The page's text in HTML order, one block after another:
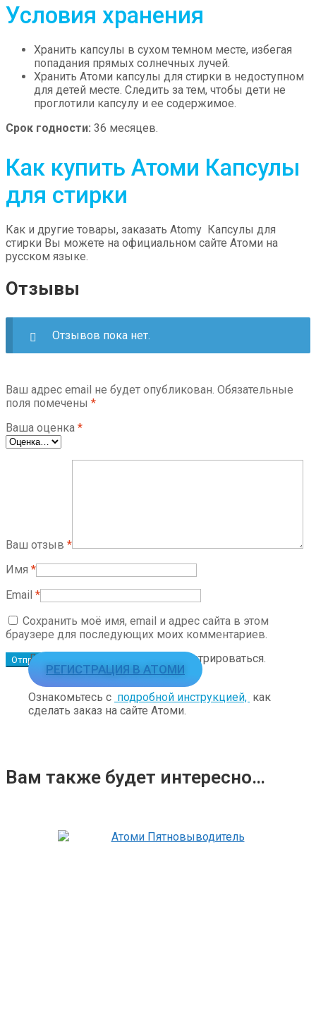
Условия хранения
Хранить капсулы в сухом темном месте, избегая
попадания прямых солнечных лучей.
Хранить Атоми капсулы для стирки в недоступном
для детей месте. Следить за тем, чтобы дети не
проглотили капсулу и ее содержимое.
Срок годности: 36 месяцев.
Как купить Атоми Капсулы
для стирки
Как и другие товары, заказать Atomy Капсулы для
стирки Вы можете на официальном сайте Атоми на
русском языке.
Отзывы
Отзывов пока нет.
Ваш адрес email не будет опубликован. Обязательные
поля помечены *
Ваша оценка *
Ваш отзыв *
Имя *
Email *
Сохранить моё имя, email и адрес сайта в этом
браузере для последующих моих комментариев.
Для заказа необходимо зарегистрироваться.
РЕГИСТРАЦИЯ В АТОМИ
Ознакомьтесь с подробной инструкцией, как
сделать заказ на сайте Атоми.
Вам также будет интересно…